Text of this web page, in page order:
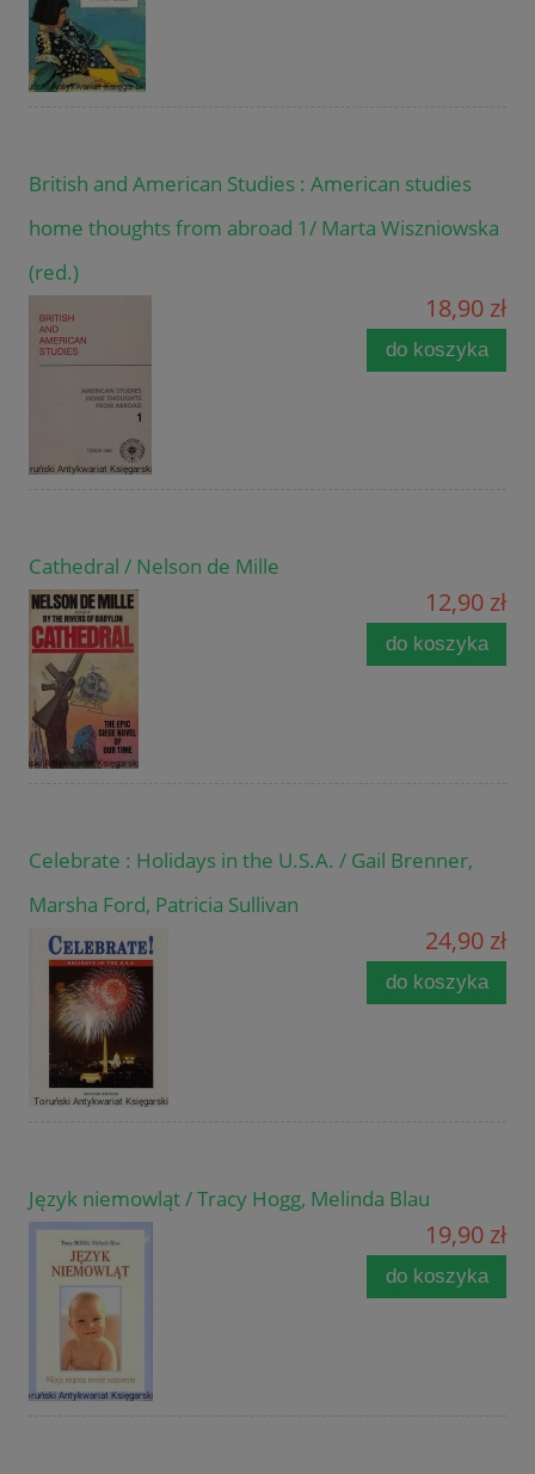
British and American Studies : American studies
home thoughts from abroad 1/ Marta Wiszniowska
(red.)
18,90 zł
do koszyka
Cathedral / Nelson de Mille
12,90 zł
do koszyka
Celebrate : Holidays in the U.S.A. / Gail Brenner,
Marsha Ford, Patricia Sullivan
24,90 zł
do koszyka
Język niemowląt / Tracy Hogg, Melinda Blau
19,90 zł
do koszyka